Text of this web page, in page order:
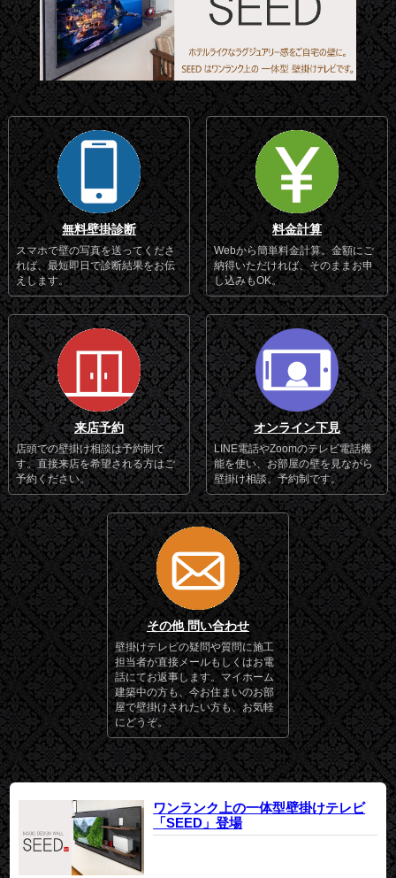
無料壁掛診断
スマホで壁の写真を送ってくださ
れば、最短即日で診断結果をお伝
えします。
料金計算
Webから簡単料金計算。金額にご
納得いただければ、そのままお申
し込みもOK。
来店予約
店頭での壁掛け相談は予約制で
す。直接来店を希望される方はご
予約ください。
オンライン下見
LINE電話やZoomのテレビ電話機
能を使い、お部屋の壁を見ながら
壁掛け相談。予約制です。
その他 問い合わせ
壁掛けテレビの疑問や質問に施工
担当者が直接メールもしくはお電
話にてお返事します。マイホーム
建築中の方も、今お住まいのお部
屋で壁掛けされたい方も、お気軽
にどうぞ。
ワンランク上の一体型壁掛けテレビ
「SEED」登場